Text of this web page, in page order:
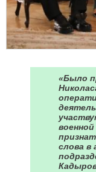
«Было
слова в